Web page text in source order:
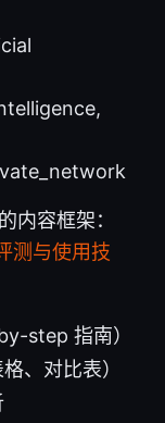
内容框架：
测与使用技
step 指南）
、对比表）